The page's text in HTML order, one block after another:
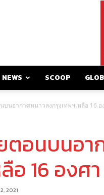
NEWS SCOOP
บนอากาศหนาวลงกรุงเทพฯเหลือ 16 อ
ตอนบนอา
อ 16 องศา
2021